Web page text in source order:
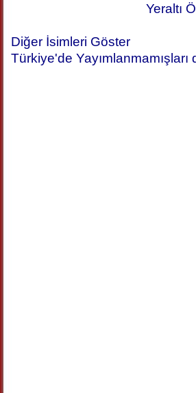
Yeraltı
Diğer İsimleri Göster
Türkiye'de Yayımlanmamışları